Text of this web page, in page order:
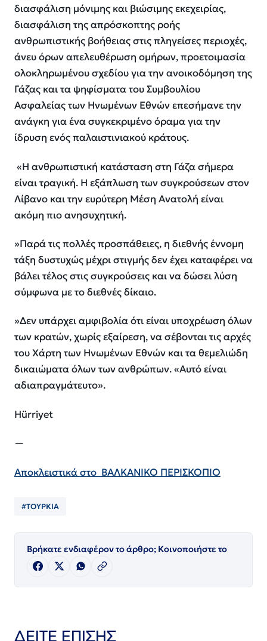
διασφάλιση μόνιμης και βιώσιμης εκεχειρίας,
διασφάλιση της απρόσκοπτης ροής
ανθρωπιστικής βοήθειας στις πληγείσες περιοχές,
άνευ όρων απελευθέρωση ομήρων, προετοιμασία
ολοκληρωμένου σχεδίου για την ανοικοδόμηση της
Γάζας και τα ψηφίσματα του Συμβουλίου
Ασφαλείας των Ηνωμένων Εθνών επεσήμανε την
ανάγκη για ένα συγκεκριμένο όραμα για την
ίδρυση ενός παλαιστινιακού κράτους.
«Η ανθρωπιστική κατάσταση στη Γάζα σήμερα
είναι τραγική. Η εξάπλωση των συγκρούσεων στον
Λίβανο και την ευρύτερη Μέση Ανατολή είναι
ακόμη πιο ανησυχητική.
»Παρά τις πολλές προσπάθειες, η διεθνής έννομη
τάξη δυστυχώς μέχρι στιγμής δεν έχει καταφέρει να
βάλει τέλος στις συγκρούσεις και να δώσει λύση
σύμφωνα με το διεθνές δίκαιο.
»Δεν υπάρχει αμφιβολία ότι είναι υποχρέωση όλων
των κρατών, χωρίς εξαίρεση, να σέβονται τις αρχές
του Χάρτη των Ηνωμένων Εθνών και τα θεμελιώδη
δικαιώματα όλων των ανθρώπων. «Αυτό είναι
αδιαπραγμάτευτο».
Hürriyet
—
Αποκλειστικά στο ΒΑΛΚΑΝΙΚΟ ΠΕΡΙΣΚΟΠΙΟ
#ΤΟΥΡΚΙΑ
Βρήκατε ενδιαφέρον το άρθρο; Κοινοποιήστε το
ΔΕΙΤΕ ΕΠΙΣΗΣ